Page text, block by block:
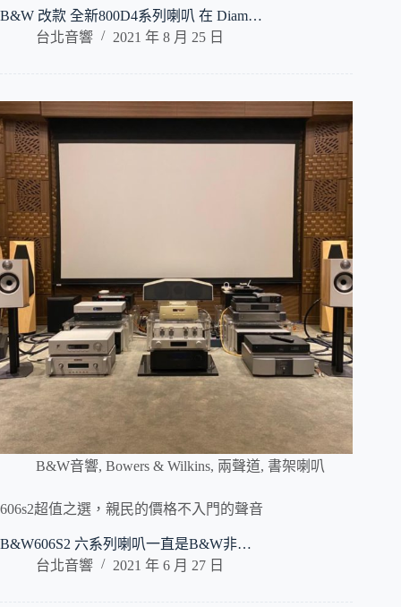
B&W 改款 全新800D4系列喇叭 在 Diam…
台北音響
2021 年 8 月 25 日
B&W音響, Bowers & Wilkins, 兩聲道, 書架喇叭
606s2超值之選，親民的價格不入門的聲音
B&W606S2 六系列喇叭一直是B&W非…
台北音響
2021 年 6 月 27 日